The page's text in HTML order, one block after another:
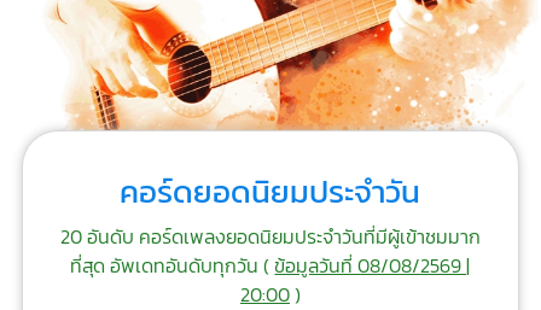
คอร์ดยอดนิยมประจำวัน
20 อันดับ คอร์ดเพลงยอดนิยมประจำวันที่มีผู้เข้าชมมาก
ที่สุด อัพเดทอันดับทุกวัน (ข้อมูลวันที่ 08/08/2569 |
20:00)